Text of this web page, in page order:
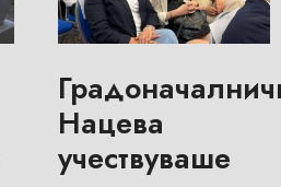
Нацева
учествуваше